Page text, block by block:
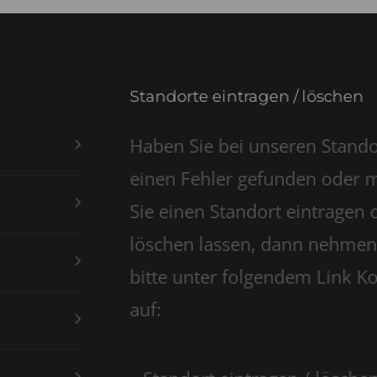
Standorte eintragen / löschen
Haben Sie bei unseren
einen Fehler gefunden oder
Sie einen Standort eintragen
löschen lassen, dann
bitte unter folgendem Link
auf: